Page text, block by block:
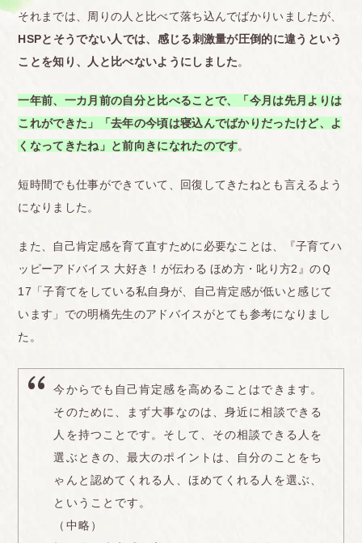
それまでは、周りの人と比べて落ち込んでばかりいましたが、
HSPとそうでない人では、感じる刺激量が圧倒的に違うという
ことを知り、人と比べないようにしました。
一年前、一カ月前の自分と比べることで、「今月は先月よりは
これができた」「去年の今頃は寝込んでばかりだったけど、よ
くなってきたね」と前向きになれたのです。
短時間でも仕事ができていて、回復してきたねとも言えるよう
になりました。
また、自己肯定感を育て直すために必要なことは、『子育てハ
ッピーアドバイス 大好き！が伝わる ほめ方・叱り方2』のＱ
17「子育てをしている私自身が、自己肯定感が低いと感じて
います」での明橋先生のアドバイスがとても参考になりまし
た。
今からでも自己肯定感を高めることはできます。
そのために、まず大事なのは、身近に相談できる
人を持つことです。そして、その相談できる人を
選ぶときの、最大のポイントは、自分のことをち
ゃんと認めてくれる人、ほめてくれる人を選ぶ、
ということです。
（中略）